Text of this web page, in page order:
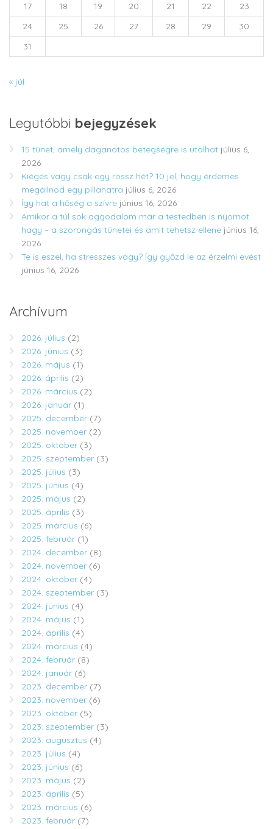
17
18 19 20 21 22
23
24
25 26 27 28 29
30
31
« júl
Legutóbbi bejegyzések
15 tünet, amely daganatos betegségre is utalhat július 6,
2026
Kiégés vagy csak egy rossz hét? 10 jel, hogy érdemes
megállnod egy pillanatra július 6, 2026
Így hat a hőség a szívre június 16, 2026
Amikor a túl sok aggodalom már a testedben is nyomot
hagy – a szorongás tünetei és amit tehetsz ellene június 16,
2026
Te is eszel, ha stresszes vagy? Így győzd le az érzelmi evést
június 16, 2026
Archívum
2026. július (2)
2026. június (3)
2026. május (1)
2026. április (2)
2026. március (2)
2026. január (1)
2025. december (7)
2025. november (2)
2025. október (3)
2025. szeptember (3)
2025. július (3)
2025. június (4)
2025. május (2)
2025. április (3)
2025. március (6)
2025. február (1)
2024. december (8)
2024. november (6)
2024. október (4)
2024. szeptember (3)
2024. június (4)
2024. május (1)
2024. április (4)
2024. március (4)
2024. február (8)
2024. január (6)
2023. december (7)
2023. november (6)
2023. október (5)
2023. szeptember (3)
2023. augusztus (4)
2023. július (4)
2023. június (6)
2023. május (2)
2023. április (5)
2023. március (6)
2023. február (7)